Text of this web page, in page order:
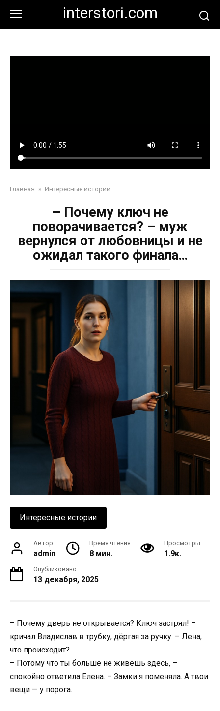
контенту
interstori.com
Главная » Интересные истории
– Почему ключ не
поворачивается? – муж
вернулся от любовницы и не
ожидал такого финала…
Интересные истории
Автор
admin
Время чтения
8 мин.
Просмотры
1.9к.
Опубликовано
13 декабря, 2025
– Почему дверь не открывается? Ключ застрял! –
кричал Владислав в трубку, дёргая за ручку. – Лена,
что происходит?
– Потому что ты больше не живёшь здесь, –
спокойно ответила Елена. – Замки я поменяла. А твои
вещи — у порога.